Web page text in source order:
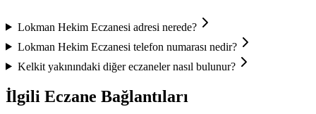
Lokman Hekim Eczanesi adresi nerede?
Lokman Hekim Eczanesi telefon numarası nedir?
Kelkityakınındaki diğer eczaneler nasıl bulunur?
İlgili Eczane Bağlantıları